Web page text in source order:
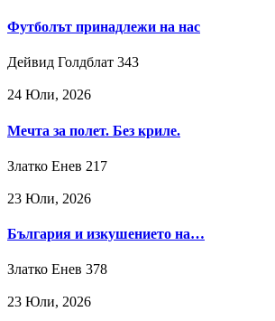
Футболът принадлежи на нас
Дейвид Голдблат 343
24 Юли, 2026
Мечта за полет. Без криле.
Златко Енев 217
23 Юли, 2026
България и изкушението на…
Златко Енев 378
23 Юли, 2026